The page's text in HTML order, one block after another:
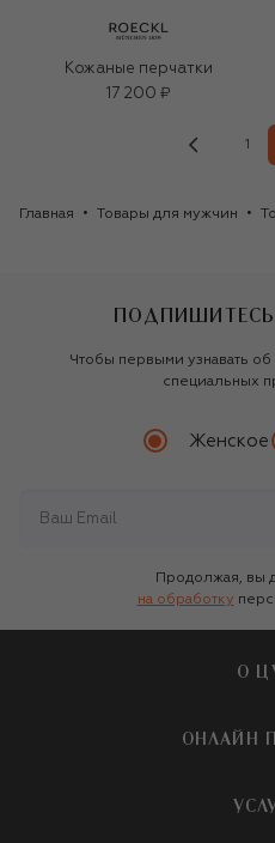
Кожаные перчатки
17 200 ₽
1
Главная Товары для мужчин
Чтобы первыми узнавать
специальных
Женское
Продолжая, вы
на обработку
О
О
Бутики и
ОНЛАЙН